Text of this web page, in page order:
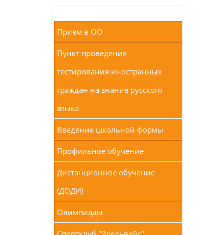
Прием в ОО
Пункт проведения
тестирования иностранных
граждан на знание русского
языка
Введение школьной формы
Профильное обучение
Дистанционное обучение
(ДОДИ)
Олимпиады